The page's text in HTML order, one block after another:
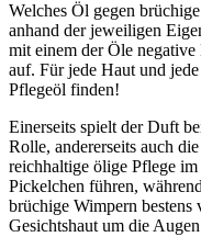
Welches Öl gegen
anhand der jeweiligen
mit einem der Öle
auf. Für jede Haut und
Pflegeöl finden!
Einerseits spielt der Duft
Rolle, andererseits auch
reichhaltige ölige Pflege
Pickelchen führen,
brüchige Wimpern bestens
Gesichtshaut um die